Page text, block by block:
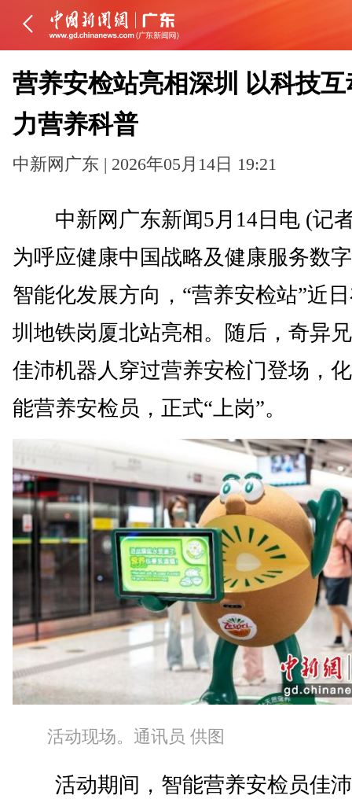
营养安检站亮相深圳 以科技互
力营养科普
中新网广东 | 2026年05月14日 19:21
中新网广东新闻5月14日电 (记
为呼应健康中国战略及健康服务数
智能化发展方向，“营养安检站”近
圳地铁岗厦北站亮相。随后，奇异
佳沛机器人穿过营养安检门登场，
能营养安检员，正式“上岗”。
活动现场。通讯员 供图
活动期间，智能营养安检员佳